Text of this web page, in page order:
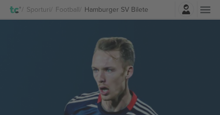
Sporturi Football Hamburger SV Bilete
Autentificare